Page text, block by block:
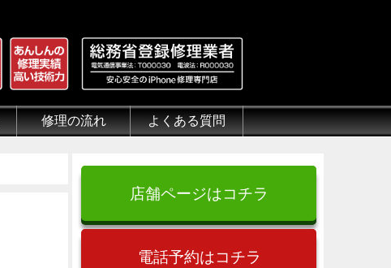
修理の流れ よくある質問
店舗ページはコチラ
電話予約はコチラ